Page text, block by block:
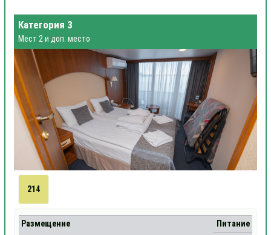
Категория 3
Мест 2 и доп. место
214
Размещение
Питание